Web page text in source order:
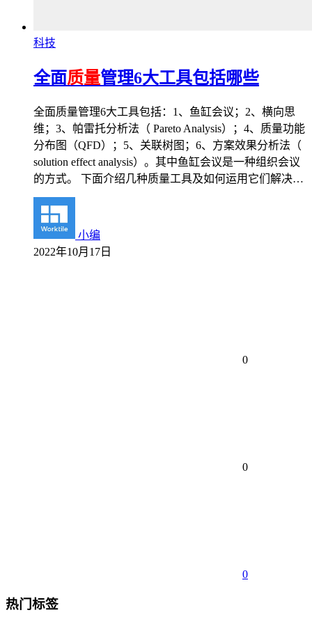
科技
全面质量管理6大工具包括哪些
全面质量管理6大工具包括：1、鱼缸会议；2、横向思
维；3、帕雷托分析法（ Pareto Analysis）；4、质量功能
分布图（QFD）；5、关联树图；6、方案效果分析法（
solution effect analysis）。其中鱼缸会议是一种组织会议
的方式。 下面介绍几种质量工具及如何运用它们解决…
小编
2022年10月17日
0
0
0
热门标签